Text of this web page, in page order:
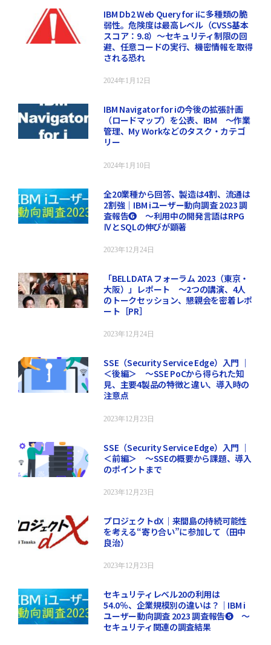
IBM Db2 Web Query for iに多種類の脆
弱性。危険度は最高レベル（CVSS基本
スコア：9.8）～セキュリティ制限の回
避、任意コードの実行、機密情報を取得
される恐れ
2024年1月12日
IBM Navigator for iの今後の拡張計画
（ロードマップ）を公表、IBM ～作業
管理、My Workなどのタスク・カテゴ
リー
2024年1月10日
全20業種から回答、製造は4割、流通は
2割強｜IBM iユーザー動向調査 2023 調
査報告❻ ～利用中の開発言語はRPG
ⅣとSQLの伸びが顕著
2023年12月24日
「BELLDATA フォーラム 2023（東京・
大阪）」レポート ～2つの講演、4人
のトークセッション、懇親会を密着レポ
ート［PR］
2023年12月24日
SSE（Security Service Edge）入門 ｜
＜後編＞ ～SSE PoCから得られた知
見、主要4製品の特徴と違い、導入時の
注意点
2023年12月23日
SSE（Security Service Edge）入門 ｜
＜前編＞ ～SSEの概要から課題、導入
のポイントまで
2023年12月23日
プロジェクトdX｜来間島の持続可能性
を考える“寄り合い”に参加して（田中
良治）
2023年12月23日
セキュリティレベル20の利用は
54.0％、企業規模別の違いは？｜IBM i
ユーザー動向調査 2023 調査報告❺ ～
セキュリティ関連の調査結果